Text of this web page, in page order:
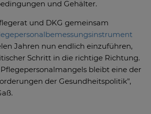
und Gehälter.
und DKG gemeinsam
Jahren nun endlich einzuführen,
Schritt in die richtige Richtung.
bleibt eine der
der Gesundheitspolitik",